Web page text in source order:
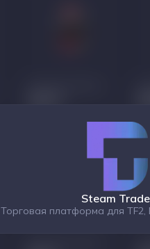
Steam
Торговая платформа для TF2,